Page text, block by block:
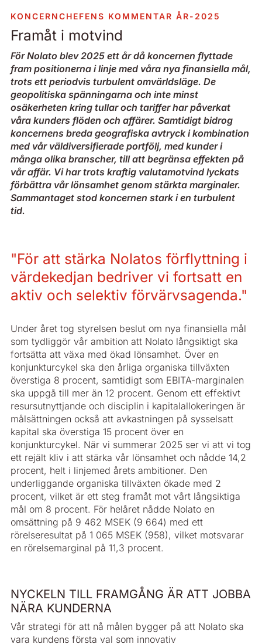
KONCERNCHEFENS KOMMENTAR ÅR-2025
Framåt i motvind
För Nolato blev 2025 ett år då koncernen flyttade
fram positionerna i linje med våra nya finansiella mål,
trots ett periodvis turbulent omvärldsläge. De
geopolitiska spänningarna och inte minst
osäkerheten kring tullar och tariffer har påverkat
våra kunders flöden och affärer. Samtidigt bidrog
koncernens breda geografiska avtryck i kombination
med vår väldiversifierade portfölj, med kunder i
många olika branscher, till att begränsa effekten på
vår affär. Vi har trots kraftig valutamotvind lyckats
förbättra vår lönsamhet genom stärkta marginaler.
Sammantaget stod koncernen stark i en turbulent
tid.
"För att stärka Nolatos förflyttning i
värdekedjan bedriver vi fortsatt en
aktiv och selektiv förvärvsagenda."
Under året tog styrelsen beslut om nya finansiella mål
som tydliggör vår ambition att Nolato långsiktigt ska
fortsätta att växa med ökad lönsamhet. Över en
konjunkturcykel ska den årliga organiska tillväxten
överstiga 8 procent, samtidigt som EBITA-marginalen
ska uppgå till mer än 12 procent. Genom ett effektivt
resursutnyttjande och disciplin i kapitalallokeringen är
målsättningen också att avkastningen på sysselsatt
kapital ska överstiga 15 procent över en
konjunkturcykel. När vi summerar 2025 ser vi att vi tog
ett rejält kliv i att stärka vår lönsamhet och nådde 14,2
procent, helt i linjemed årets ambitioner. Den
underliggande organiska tillväxten ökade med 2
procent, vilket är ett steg framåt mot vårt långsiktiga
mål om 8 procent. För helåret nådde Nolato en
omsättning på 9 462 MSEK (9 664) med ett
rörelseresultat på 1 065 MSEK (958), vilket motsvarar
en rörelsemarginal på 11,3 procent.
NYCKELN TILL FRAMGÅNG ÄR ATT JOBBA
NÄRA KUNDERNA
Vår strategi för att nå målen bygger på att Nolato ska
vara kundens första val som innovativ